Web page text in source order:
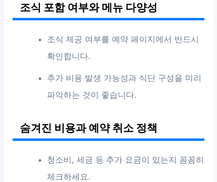
조식 포함 여부와 메뉴 다양성
조식 제공 여부를 예약 페이지에서 반드시
확인합니다.
추가 비용 발생 가능성과 식단 구성을 미리
파악하는 것이 좋습니다.
숨겨진 비용과 예약 취소 정책
청소비, 세금 등 추가 요금이 있는지 꼼꼼히
체크하세요.